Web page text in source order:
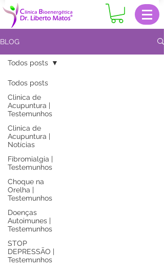
BLOG
Todos posts
Clinica de
Acupuntura |
Testemunhos
Clinica de
Acupuntura |
Notícias
Fibromialgia |
Testemunhos
Choque na
Orelha |
Testemunhos
Doenças
Autoimunes |
Testemunhos
STOP
DEPRESSÃO |
Testemunhos
Todos posts